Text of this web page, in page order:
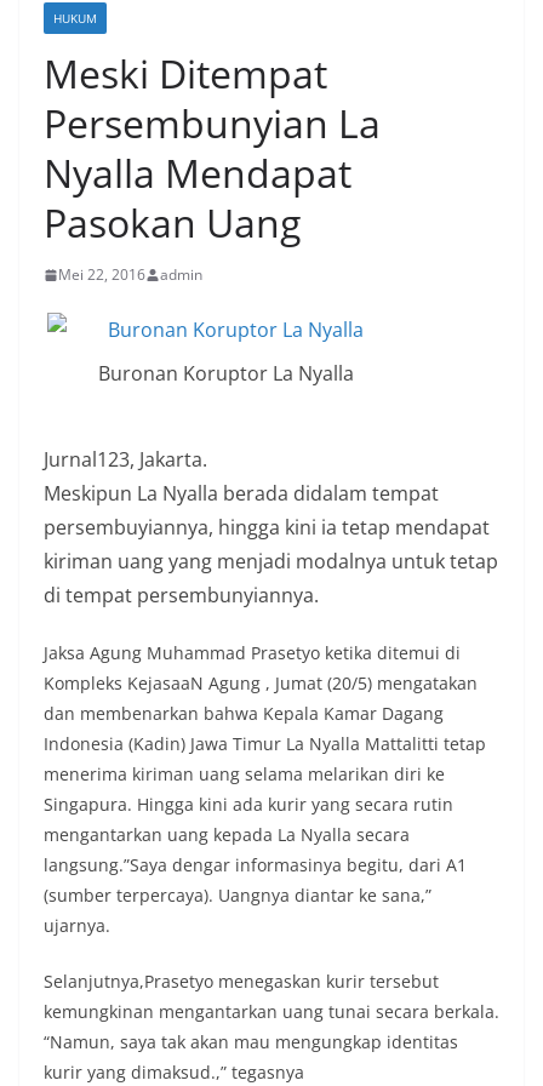
HUKUM
Meski Ditempat
Persembunyian La
Nyalla Mendapat
Pasokan Uang
Mei 22, 2016 admin
Buronan Koruptor La Nyalla
Jurnal123, Jakarta.
Meskipun La Nyalla berada didalam tempat
persembuyiannya, hingga kini ia tetap mendapat
kiriman uang yang menjadi modalnya untuk tetap
di tempat persembunyiannya.
Jaksa Agung Muhammad Prasetyo ketika ditemui di
Kompleks KejasaaN Agung , Jumat (20/5) mengatakan
dan membenarkan bahwa Kepala Kamar Dagang
Indonesia (Kadin) Jawa Timur La Nyalla Mattalitti tetap
menerima kiriman uang selama melarikan diri ke
Singapura. Hingga kini ada kurir yang secara rutin
mengantarkan uang kepada La Nyalla secara
langsung.”Saya dengar informasinya begitu, dari A1
(sumber terpercaya). Uangnya diantar ke sana,”
ujarnya.
Selanjutnya,Prasetyo menegaskan kurir tersebut
kemungkinan mengantarkan uang tunai secara berkala.
“Namun, saya tak akan mau mengungkap identitas
kurir yang dimaksud.,” tegasnya